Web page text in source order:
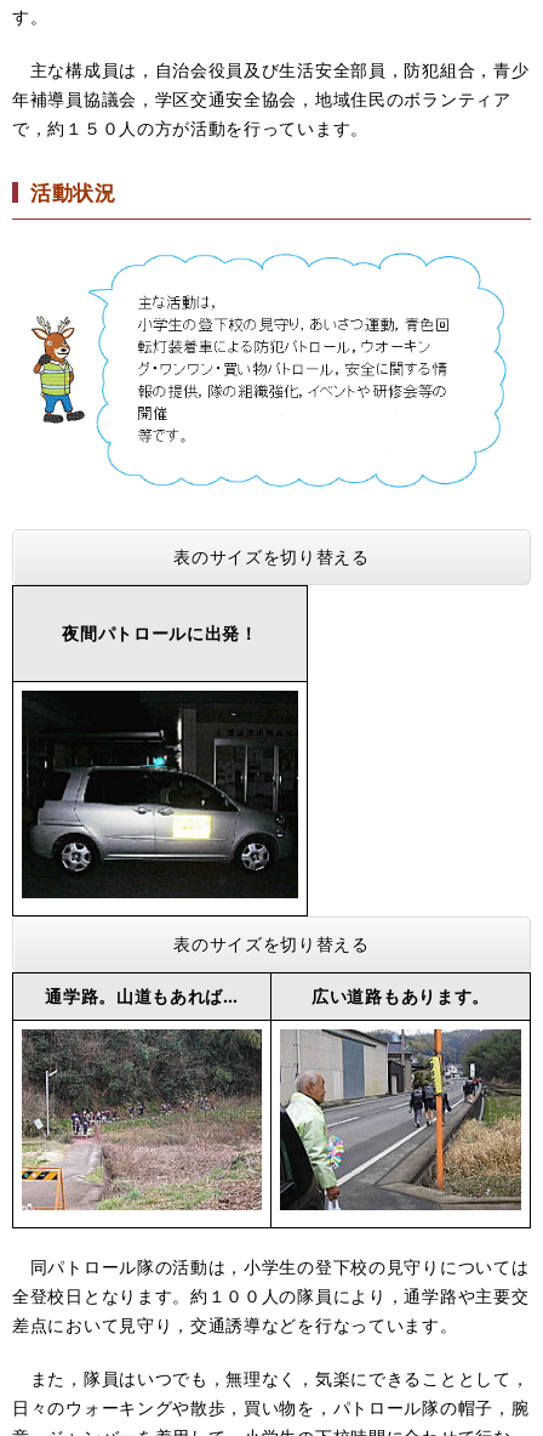
す。
主な構成員は，自治会役員及び生活安全部員，防犯組合，青少
年補導員協議会，学区交通安全協会，地域住民のボランティア
で，約１５０人の方が活動を行っています。
活動状況
表のサイズを切り替える
夜間パトロールに出発！
表のサイズを切り替える
通学路。山道もあれば… 広い道路もあります。
同パトロール隊の活動は，小学生の登下校の見守りについては
全登校日となります。約１００人の隊員により，通学路や主要交
差点において見守り，交通誘導などを行なっています。
また，隊員はいつでも，無理なく，気楽にできることとして，
日々のウォーキングや散歩，買い物を，パトロール隊の帽子，腕